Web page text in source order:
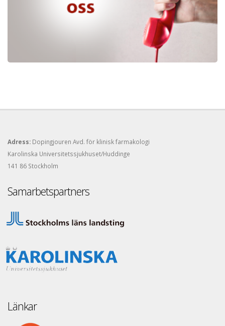
Adress: Dopingjouren Avd. för klinisk farmakologi
Karolinska Universitetssjukhuset/Huddinge
141 86 Stockholm
Samarbetspartners
Länkar